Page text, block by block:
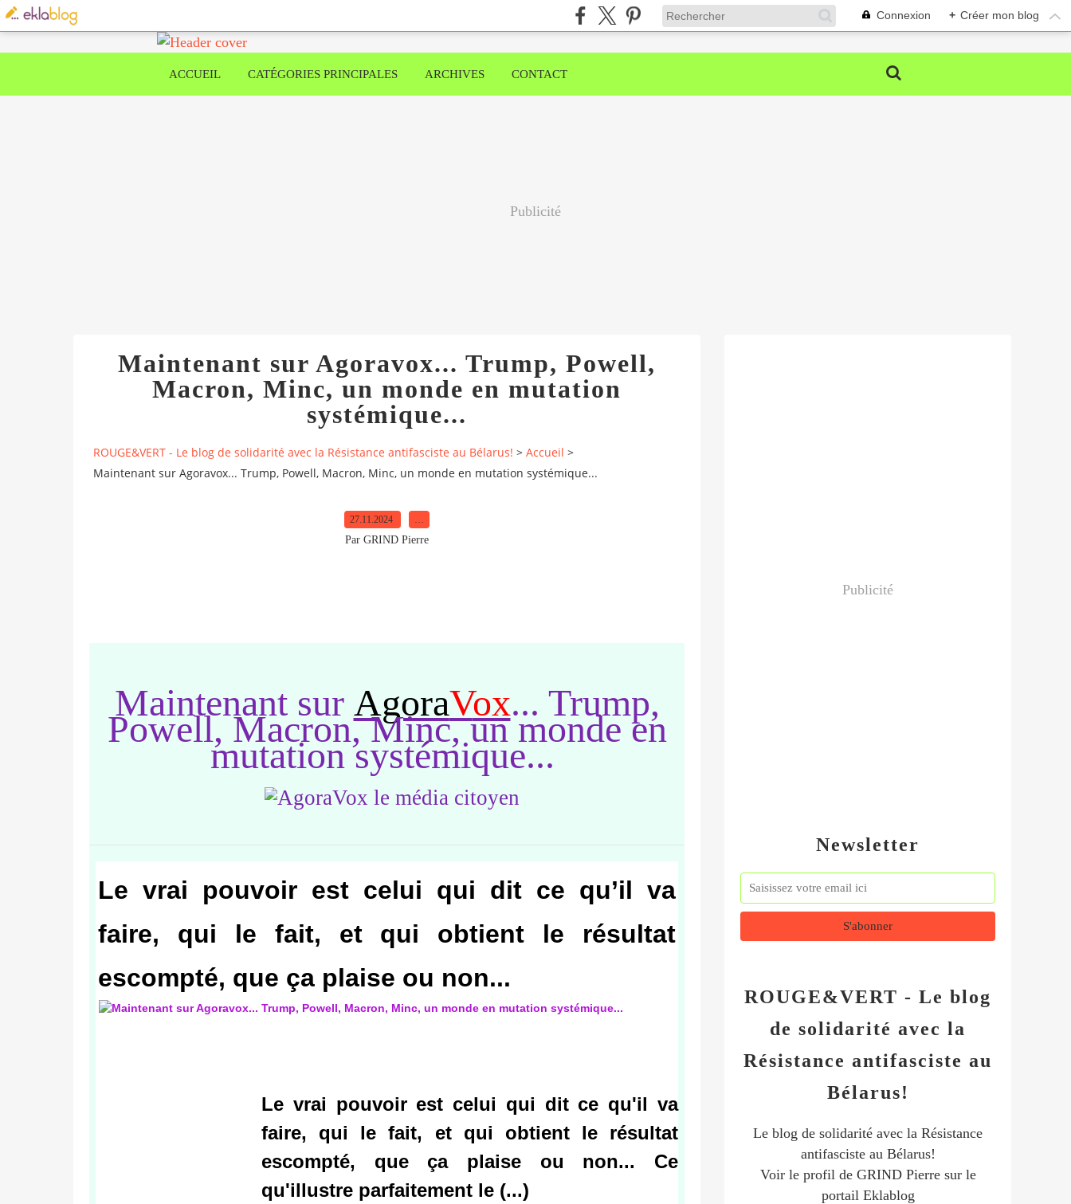
Connexion + Créer mon blog
ACCUEIL CATÉGORIES PRINCIPALES ARCHIVES CONTACT
Publicité
Maintenant sur Agoravox... Trump, Powell,
Macron, Minc, un monde en mutation
systémique...
ROUGE&VERT - Le blog de solidarité avec la Résistance antifasciste au Bélarus! > Accueil >
Maintenant sur Agoravox... Trump, Powell, Macron, Minc, un monde en mutation systémique...
27.11.2024
Par GRIND Pierre
Maintenant sur AgoraVox... Trump,
Powell, Macron, Minc, un monde en
mutation systémique...
Le vrai pouvoir est celui qui dit ce qu’il va
faire, qui le fait, et qui obtient le résultat
escompté, que ça plaise ou non...
Le vrai pouvoir est celui qui dit ce qu'il va
faire, qui le fait, et qui obtient le résultat
escompté, que ça plaise ou non... Ce
qu'illustre parfaitement le (...)
Newsletter
Publicité
ROUGE&VERT - Le blog
de solidarité avec la
Résistance antifasciste au
Bélarus!
Le blog de solidarité avec la Résistance
antifasciste au Bélarus!
Voir le profil de GRIND Pierresur le
portail Eklablog